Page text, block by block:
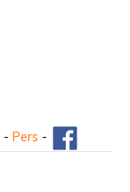
- Pers -